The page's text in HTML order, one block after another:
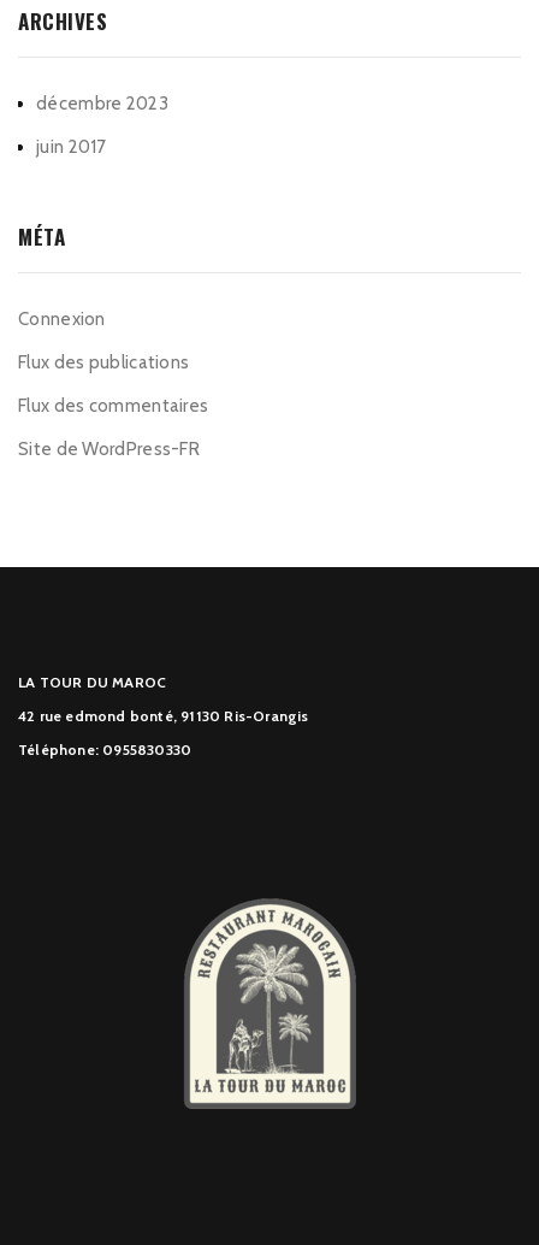
ARCHIVES
décembre 2023
juin 2017
MÉTA
Connexion
Flux des publications
Flux des commentaires
Site de WordPress-FR
LA TOUR DU MAROC
42 rue edmond bonté, 91130 Ris-Orangis
Téléphone: 0955830330